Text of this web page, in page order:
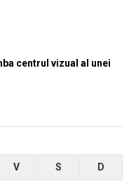
centrul vizual al unei
V S D